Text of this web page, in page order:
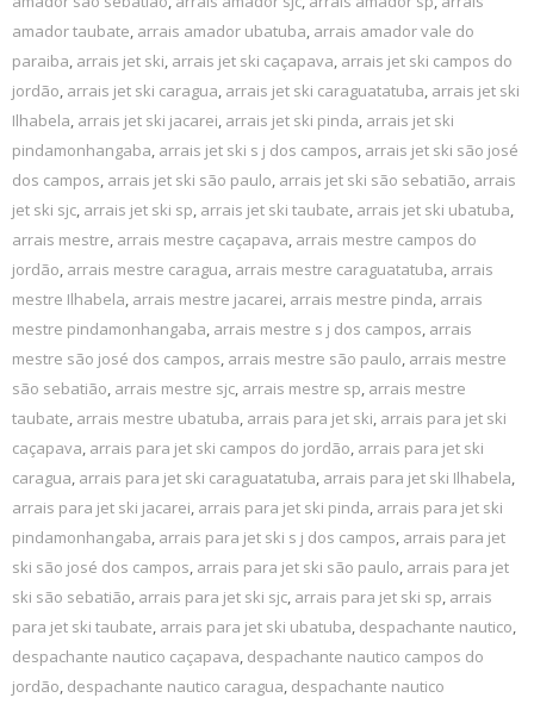
amador taubate, arrais amador ubatuba, arrais amador vale do
paraiba, arrais jet ski, arrais jet ski caçapava, arrais jet ski campos do
jordão, arrais jet ski caragua, arrais jet ski caraguatatuba, arrais jet ski
Ilhabela, arrais jet ski jacarei, arrais jet ski pinda, arrais jet ski
pindamonhangaba, arrais jet ski s j dos campos, arrais jet ski são josé
dos campos, arrais jet ski são paulo, arrais jet ski são sebatião, arrais
jet ski sjc, arrais jet ski sp, arrais jet ski taubate, arrais jet ski ubatuba,
arrais mestre, arrais mestre caçapava, arrais mestre campos do
jordão, arrais mestre caragua, arrais mestre caraguatatuba, arrais
mestre Ilhabela, arrais mestre jacarei, arrais mestre pinda, arrais
mestre pindamonhangaba, arrais mestre s j dos campos, arrais
mestre são josé dos campos, arrais mestre são paulo, arrais mestre
são sebatião, arrais mestre sjc, arrais mestre sp, arrais mestre
taubate, arrais mestre ubatuba, arrais para jet ski, arrais para jet ski
caçapava, arrais para jet ski campos do jordão, arrais para jet ski
caragua, arrais para jet ski caraguatatuba, arrais para jet ski Ilhabela,
arrais para jet ski jacarei, arrais para jet ski pinda, arrais para jet ski
pindamonhangaba, arrais para jet ski s j dos campos, arrais para jet
ski são josé dos campos, arrais para jet ski são paulo, arrais para jet
ski são sebatião, arrais para jet ski sjc, arrais para jet ski sp, arrais
para jet ski taubate, arrais para jet ski ubatuba, despachante nautico,
despachante nautico caçapava, despachante nautico campos do
jordão, despachante nautico caragua, despachante nautico